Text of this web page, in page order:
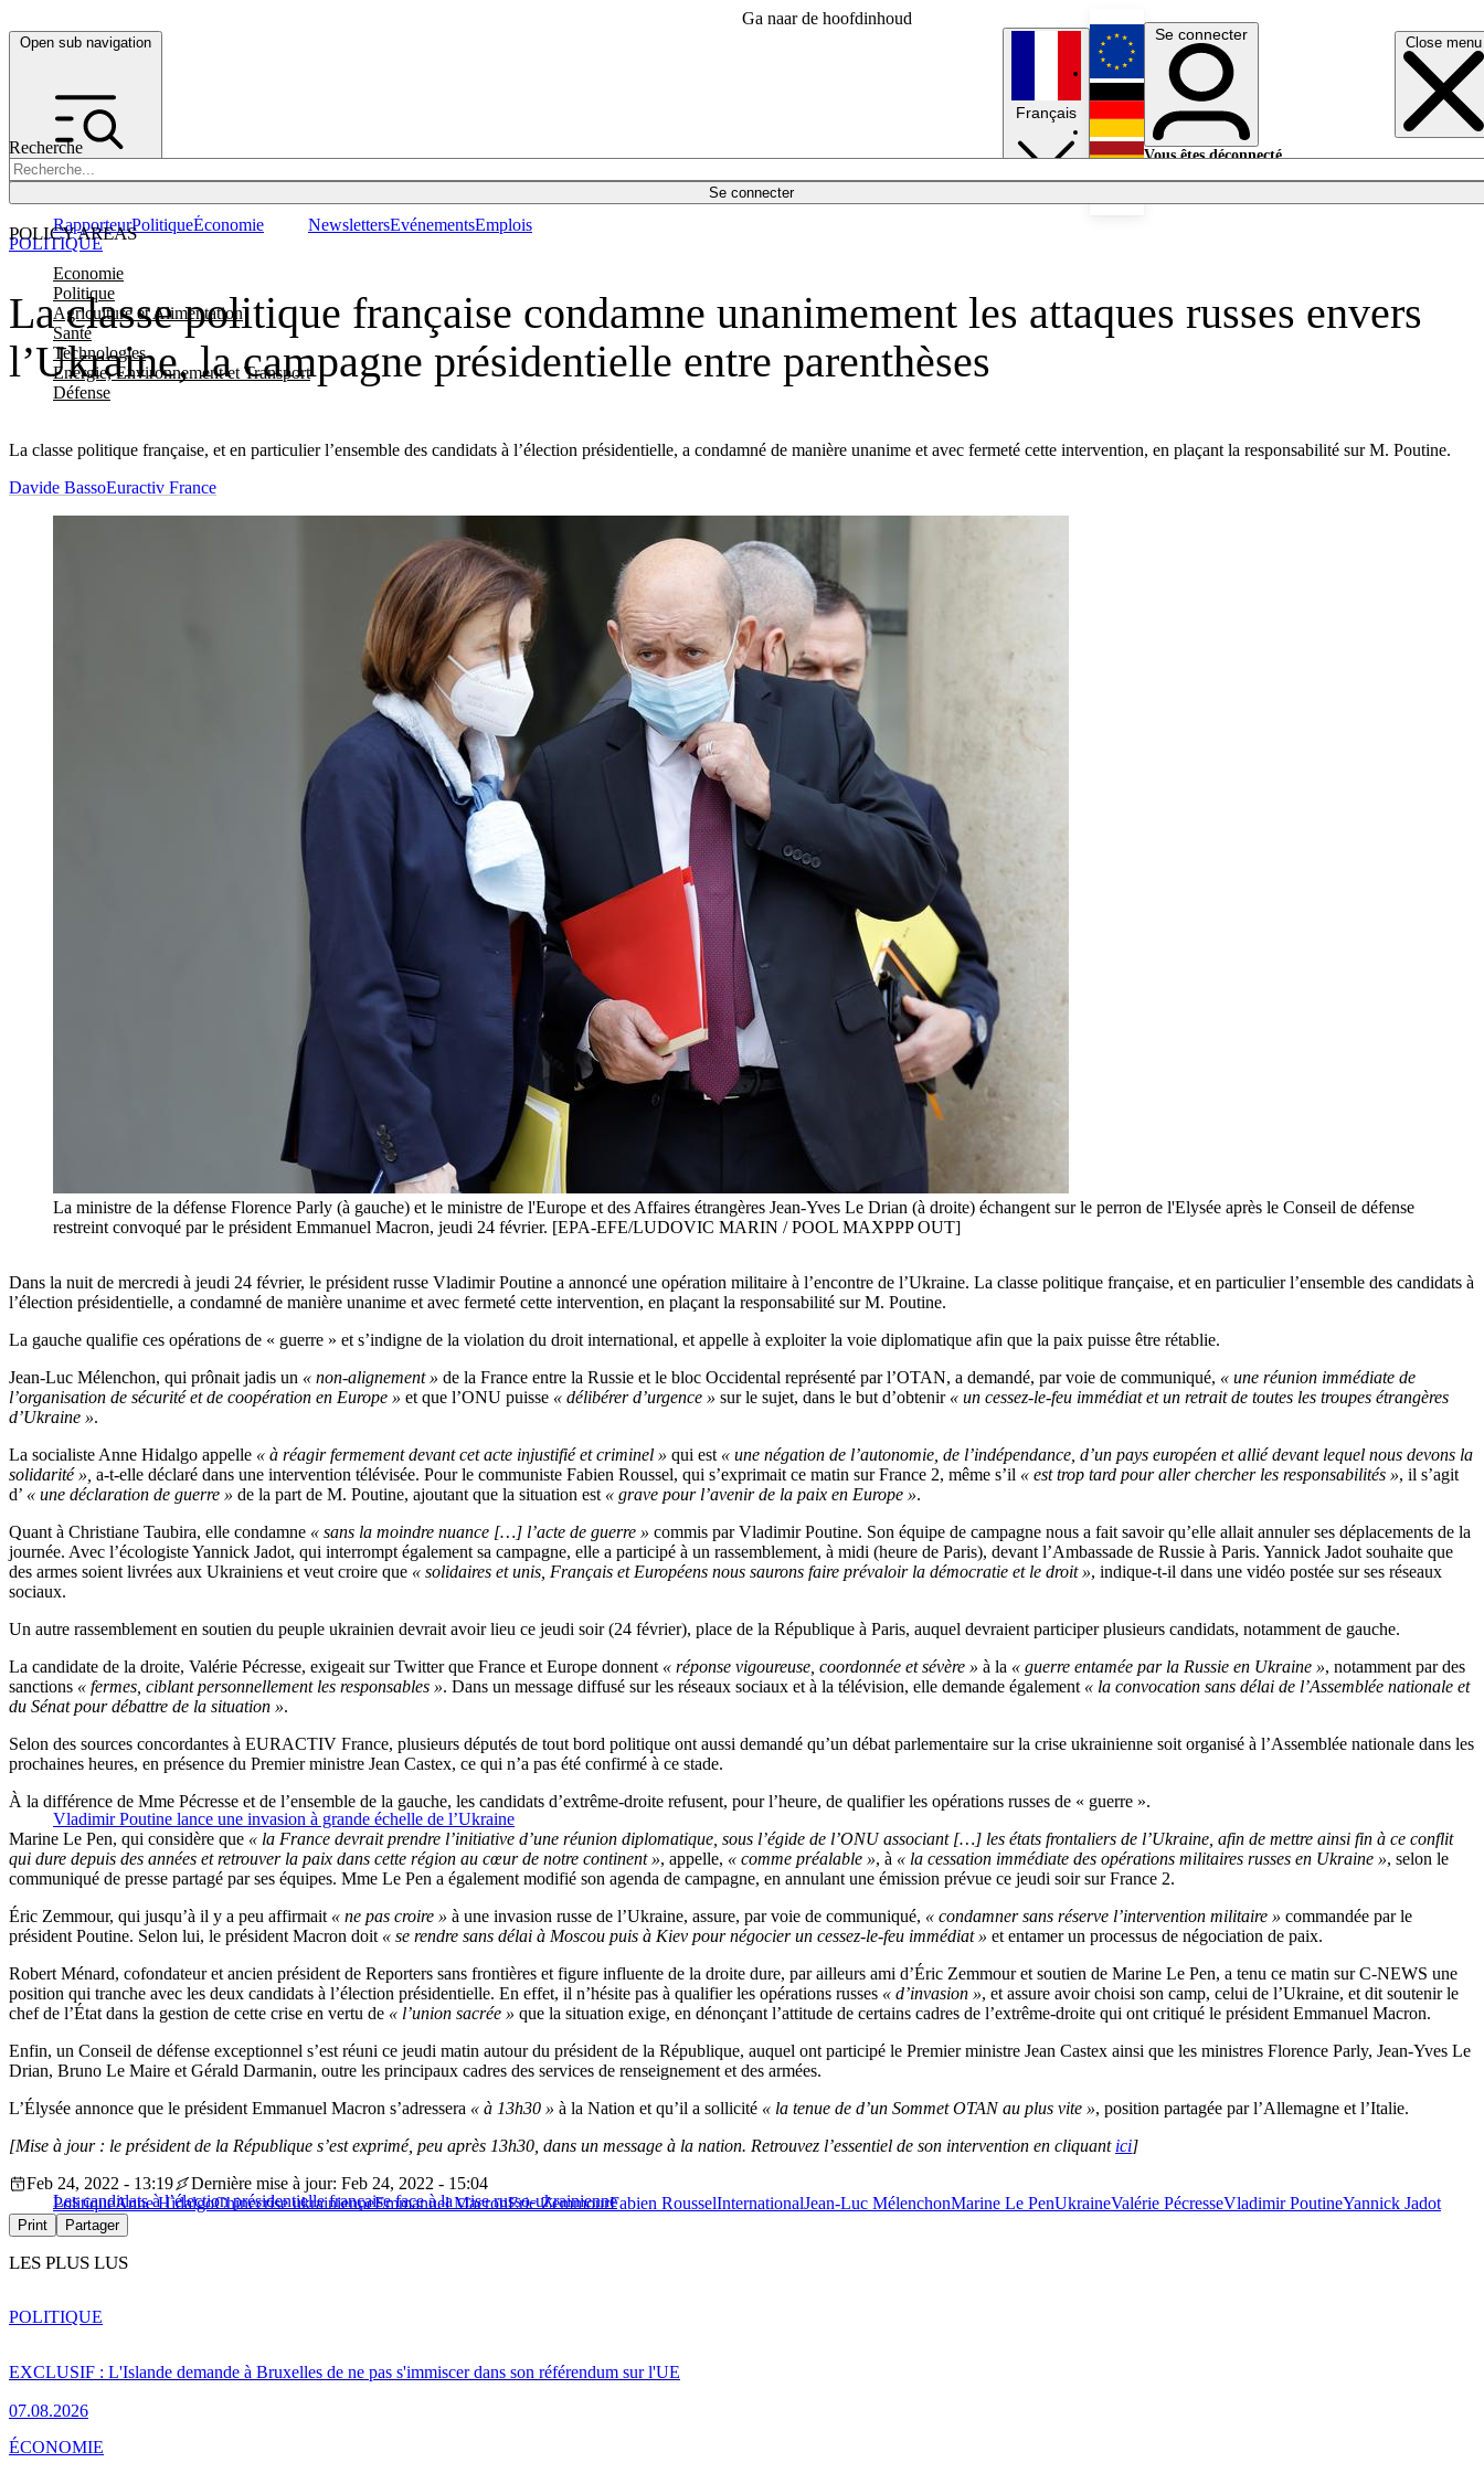
Ga naar de hoofdinhoud
Open sub navigation Close menu
Recherche
Se connecter
POLICY AREAS
Economie
Politique
Agriculture et Alimentation
Santé
Technologies
Energie, Environnement et Transport
Défense
RapporteurPolitiqueÉconomie NewslettersEvénementsEmplois
Français
English
Deutsch
Se connecter
Vous êtes déconnecté.
La classe politique française condamne unanimement les attaques russes envers
l’Ukraine, la campagne présidentielle entre parenthèses
La classe politique française, et en particulier l’ensemble des candidats à l’élection présidentielle, a condamné de manière unanime et avec fermeté cette intervention, en plaçant la responsabilité sur M. Poutine.
POLITIQUE
Davide BassoEuractiv France
La ministre de la défense Florence Parly (à gauche) et le ministre de l'Europe et des Affaires étrangères Jean-Yves Le Drian (à droite) échangent sur le perron de l'Elysée après le Conseil de défense
restreint convoqué par le président Emmanuel Macron, jeudi 24 février. [EPA-EFE/LUDOVIC MARIN / POOL MAXPPP OUT]
Dans la nuit de mercredi à jeudi 24 février, le président russe Vladimir Poutine a annoncé une opération militaire à l’encontre de l’Ukraine. La classe politique française, et en particulier l’ensemble des candidats à
l’élection présidentielle, a condamné de manière unanime et avec fermeté cette intervention, en plaçant la responsabilité sur M. Poutine.
La gauche qualifie ces opérations de « guerre » et s’indigne de la violation du droit international, et appelle à exploiter la voie diplomatique afin que la paix puisse être rétablie.
Jean-Luc Mélenchon, qui prônait jadis un « non-alignement » de la France entre la Russie et le bloc Occidental représenté par l’OTAN, a demandé, par voie de communiqué, « une réunion immédiate de
l’organisation de sécurité et de coopération en Europe » et que l’ONU puisse « délibérer d’urgence » sur le sujet, dans le but d’obtenir « un cessez-le-feu immédiat et un retrait de toutes les troupes étrangères
d’Ukraine ».
La socialiste Anne Hidalgo appelle « à réagir fermement devant cet acte injustifié et criminel » qui est « une négation de l’autonomie, de l’indépendance, d’un pays européen et allié devant lequel nous devons la
solidarité », a-t-elle déclaré dans une intervention télévisée. Pour le communiste Fabien Roussel, qui s’exprimait ce matin sur France 2, même s’il « est trop tard pour aller chercher les responsabilités », il s’agit
d’ « une déclaration de guerre » de la part de M. Poutine, ajoutant que la situation est « grave pour l’avenir de la paix en Europe ».
Quant à Christiane Taubira, elle condamne « sans la moindre nuance […] l’acte de guerre » commis par Vladimir Poutine. Son équipe de campagne nous a fait savoir qu’elle allait annuler ses déplacements de la
journée. Avec l’écologiste Yannick Jadot, qui interrompt également sa campagne, elle a participé à un rassemblement, à midi (heure de Paris), devant l’Ambassade de Russie à Paris. Yannick Jadot souhaite que
des armes soient livrées aux Ukrainiens et veut croire que « solidaires et unis, Français et Européens nous saurons faire prévaloir la démocratie et le droit », indique-t-il dans une vidéo postée sur ses réseaux
sociaux.
Un autre rassemblement en soutien du peuple ukrainien devrait avoir lieu ce jeudi soir (24 février), place de la République à Paris, auquel devraient participer plusieurs candidats, notamment de gauche.
La candidate de la droite, Valérie Pécresse, exigeait sur Twitter que France et Europe donnent « réponse vigoureuse, coordonnée et sévère » à la « guerre entamée par la Russie en Ukraine », notamment par des
sanctions « fermes, ciblant personnellement les responsables ». Dans un message diffusé sur les réseaux sociaux et à la télévision, elle demande également « la convocation sans délai de l’Assemblée nationale et
du Sénat pour débattre de la situation ».
Selon des sources concordantes à EURACTIV France, plusieurs députés de tout bord politique ont aussi demandé qu’un débat parlementaire sur la crise ukrainienne soit organisé à l’Assemblée nationale dans les
prochaines heures, en présence du Premier ministre Jean Castex, ce qui n’a pas été confirmé à ce stade.
Vladimir Poutine lance une invasion à grande échelle de l’Ukraine
À la différence de Mme Pécresse et de l’ensemble de la gauche, les candidats d’extrême-droite refusent, pour l’heure, de qualifier les opérations russes de « guerre ».
Marine Le Pen, qui considère que « la France devrait prendre l’initiative d’une réunion diplomatique, sous l’égide de l’ONU associant […] les états frontaliers de l’Ukraine, afin de mettre ainsi fin à ce conflit
qui dure depuis des années et retrouver la paix dans cette région au cœur de notre continent », appelle, « comme préalable », à « la cessation immédiate des opérations militaires russes en Ukraine », selon le
communiqué de presse partagé par ses équipes. Mme Le Pen a également modifié son agenda de campagne, en annulant une émission prévue ce jeudi soir sur France 2.
Éric Zemmour, qui jusqu’à il y a peu affirmait « ne pas croire » à une invasion russe de l’Ukraine, assure, par voie de communiqué, « condamner sans réserve l’intervention militaire » commandée par le
président Poutine. Selon lui, le président Macron doit « se rendre sans délai à Moscou puis à Kiev pour négocier un cessez-le-feu immédiat » et entamer un processus de négociation de paix.
Robert Ménard, cofondateur et ancien président de Reporters sans frontières et figure influente de la droite dure, par ailleurs ami d’Éric Zemmour et soutien de Marine Le Pen, a tenu ce matin sur C-NEWS une
position qui tranche avec les deux candidats à l’élection présidentielle. En effet, il n’hésite pas à qualifier les opérations russes « d’invasion », et assure avoir choisi son camp, celui de l’Ukraine, et dit soutenir le
chef de l’État dans la gestion de cette crise en vertu de « l’union sacrée » que la situation exige, en dénonçant l’attitude de certains cadres de l’extrême-droite qui ont critiqué le président Emmanuel Macron.
Enfin, un Conseil de défense exceptionnel s’est réuni ce jeudi matin autour du président de la République, auquel ont participé le Premier ministre Jean Castex ainsi que les ministres Florence Parly, Jean-Yves Le
Drian, Bruno Le Maire et Gérald Darmanin, outre les principaux cadres des services de renseignement et des armées.
L’Élysée annonce que le président Emmanuel Macron s’adressera « à 13h30 » à la Nation et qu’il a sollicité « la tenue de d’un Sommet OTAN au plus vite », position partagée par l’Allemagne et l’Italie.
[Mise à jour : le président de la République s’est exprimé, peu après 13h30, dans un message à la nation. Retrouvez l’essentiel de son intervention en cliquant ici]
Les candidats à l’élection présidentielle française face à la crise russo-ukrainienne
Feb 24, 2022 - 13:19
Dernière mise à jour: Feb 24, 2022 - 15:04
PolitiqueAnne HidalgoChinecrise ukrainienneEmmanuel MacronEric ZemmourFabien RousselInternationalJean-Luc MélenchonMarine Le PenUkraineValérie PécresseVladimir PoutineYannick Jadot
Print Partager
LES PLUS LUS
EXCLUSIF : L'Islande demande à Bruxelles de ne pas s'immiscer dans son référendum sur l'UE
07.08.2026
POLITIQUE
ÉCONOMIE